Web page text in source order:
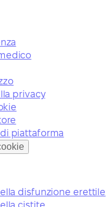
privacy
piattaforma
disfunzione erettile
cistite